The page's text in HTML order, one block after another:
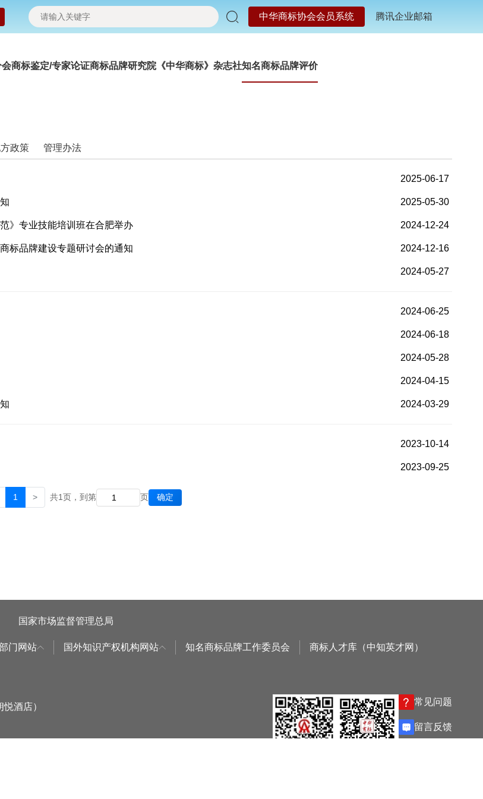
中华商标协会会员系统 腾讯企业邮箱
会商标鉴定/专家论证商标品牌研究院 《中华商标》杂志社知名商标品牌评价
政策 管理办法
2025-06-17
2025-05-30
》专业技能培训班在合肥举办 2024-12-24
标品牌建设专题研讨会的通知 2024-12-16
2024-05-27
2024-06-25
2024-06-18
2024-05-28
2024-04-15
2024-03-29
2023-10-14
2023-09-25
共1页，到第 页 确定
1 >
国家市场监督管理总局
门网站 国外知识产权机构网站 知名商标品牌工作委员会 商标人才库（中知英才网）
酒店）
常见问题
留言反馈